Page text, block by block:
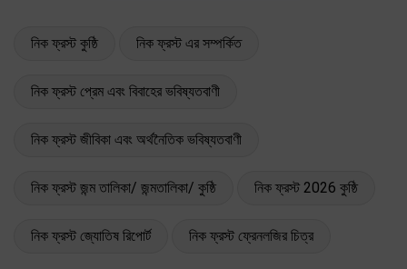
নিক ফ্রস্ট কুষ্ঠি নিক ফ্রস্ট এর সম্পর্কিত
নিক ফ্রস্ট প্রেম এবং বিবাহের ভবিষ্যতবাণী
নিক ফ্রস্ট জীবিকা এবং অর্থনৈতিক ভবিষ্যতবাণী
নিক ফ্রস্ট জন্ম তালিকা/ জন্মতালিকা/ কুষ্ঠি নিক ফ্রস্ট 2026 কুষ্ঠি
নিক ফ্রস্ট জ্যোতিষ রিপোর্ট নিক ফ্রস্ট ফ্রেনলজির চিত্র